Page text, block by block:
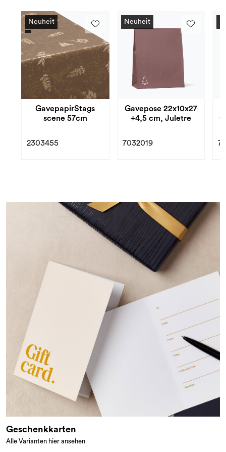
Neuheit
GavepapirStags
scene 57cm
2303455
Neuheit
Gavepose 22x10x27
+4,5 cm, Juletre
7032019
Geschenkkarten
Alle Varianten hier ansehen